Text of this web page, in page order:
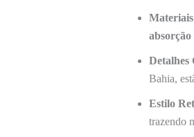
Materiais
absorção
Detalhes
Bahia,
Estilo
trazendo